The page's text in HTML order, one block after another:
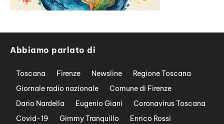
Abbiamo parlato di
Toscana Firenze Newsline
Regione Toscana
Giornale radio nazionale
Comune di Firenze
Dario Nardella
Eugenio Giani
Coronavirus Toscana
Covid-19
Gimmy Tranquillo
Enrico Rossi